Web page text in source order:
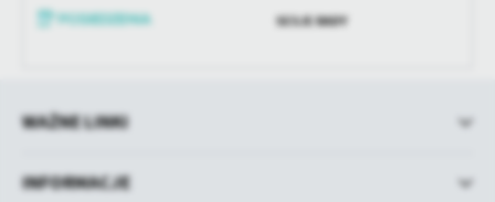
SESJE RADY
WAŻNE LINKI
INFORMACJE